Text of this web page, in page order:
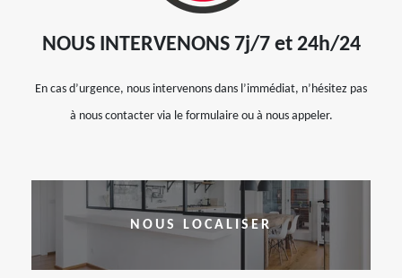
NOUS INTERVENONS 7j/7 et 24h/24
En cas d’urgence, nous intervenons dans l’immédiat, n’hésitez pas
à nous contacter via le formulaire ou à nous appeler.
NOUS LOCALISER